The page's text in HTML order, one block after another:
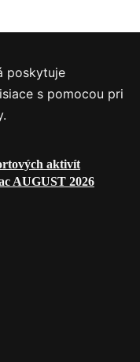
poskytuje
s pomocou pri
aktivít
AUGUST 2026